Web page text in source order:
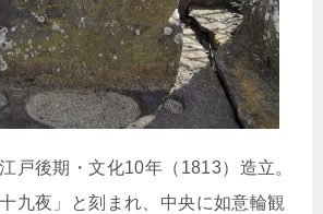
戸後期・文化10年（1813）造立。
九夜」と刻まれ、中央に如意輪観